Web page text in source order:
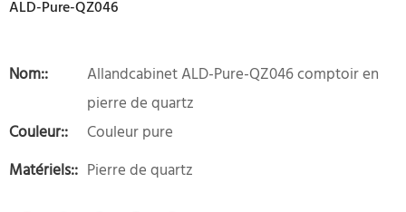
ALD-Pure-QZ046
Nom::
Allandcabinet ALD-Pure-QZ046 comptoir en
pierre de quartz
Couleur::
Couleur pure
Matériels:: Pierre de quartz